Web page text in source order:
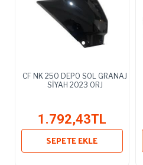
CF NK 250 DEPO SOL GRANAJ
SİYAH 2023 ORJ
1.792,43TL
SEPETE EKLE